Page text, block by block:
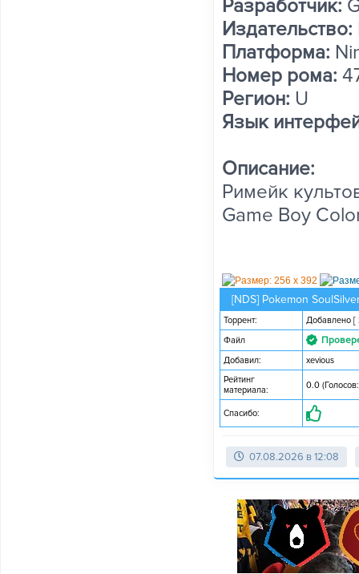
Разработчик:
Издательство:
Платформа:
Номер рома:
Регион: U
Язык
Описание:
Римейк
Game Boy
[NDS] Pokemon
Торрент: Добавлено [
Файл
Добавил:
xevious
Рейтинг
материала:
0.0
Спасибо:
07.08.2026 в 12:08